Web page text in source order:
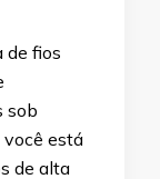
de fios
sob
você está
de alta